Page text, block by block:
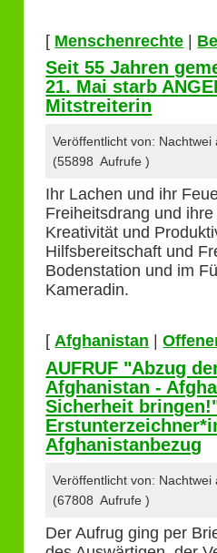
[ Menschenrechte |
Seit 55 Jahren
21. Mai starb
Mitstreiterin
Veröffentlicht von:
(55898 Aufrufe )
Ihr Lachen und ihr
Freiheitsdrang und
Kreativität und
Hilfsbereitschaft und
Bodenstation und im
Kameradin.
[Afghanistan |
AUFRUF "Abzug
Afghanistan -
Sicherheit
Afghanistanbezug
Veröffentlicht von:
(67808 Aufrufe )
Der Aufrug ging per